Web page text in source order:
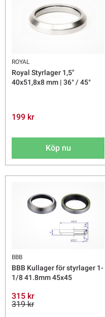
ROYAL
Royal Styrlager 1,5"
40x51,8x8 mm | 36° / 45°
199 kr
Köp nu
BBB
BBB Kullager för styrlager 1-
1/8 41.8mm 45x45
315 kr
319 kr